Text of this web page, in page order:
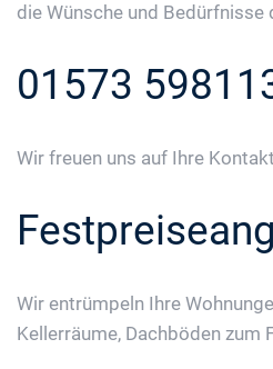
die Wünsche und Bedürfnisse
01573
Wir freuen uns auf Ihre
Wir entrümpeln Ihre
Kellerräume, Dachböden zum